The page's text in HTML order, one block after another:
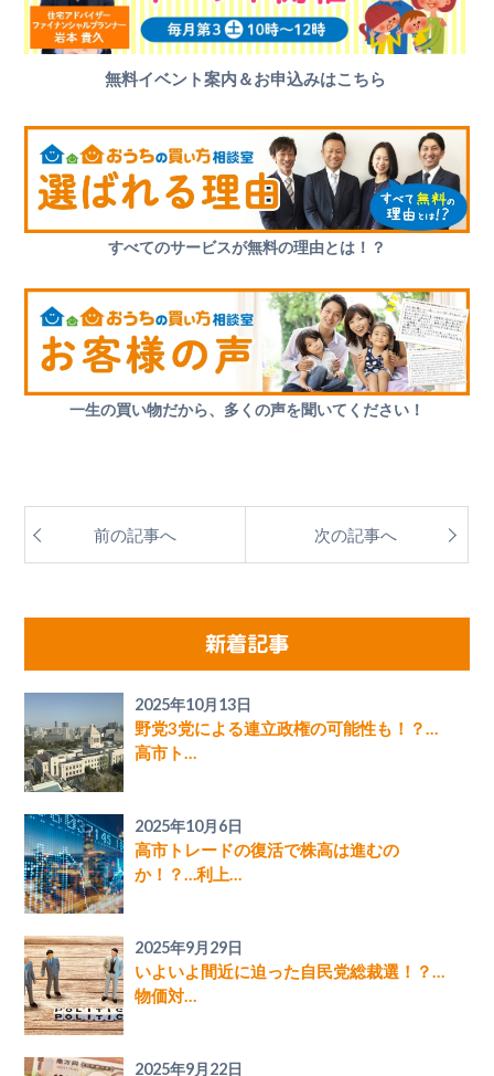
無料イベント案内＆お申込みはこちら
すべてのサービスが無料の理由とは！？
一生の買い物だから、多くの声を聞いてください！
前の記事へ 次の記事へ
新着記事
2025年10月13日
野党3党による連立政権の可能性も！？…
高市ト…
2025年10月6日
高市トレードの復活で株高は進むの
か！？…利上…
2025年9月29日
いよいよ間近に迫った自民党総裁選！？…
物価対…
2025年9月22日